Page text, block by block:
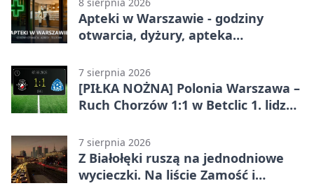
Apteki w Warszawie - godziny
otwarcia, dyżury, apteka
7 sierpnia 2026
[PIŁKA NOŻNA] Polonia Warszawa –
Ruch Chorzów 1:1 w Betclic 1. lidze.
7 sierpnia 2026
Z Białołęki ruszą na jednodniowe
wycieczki. Na liście Zamość i